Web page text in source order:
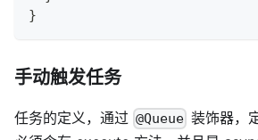
}
手动触发任务
任务的定义，通过 @Queue 装饰器，